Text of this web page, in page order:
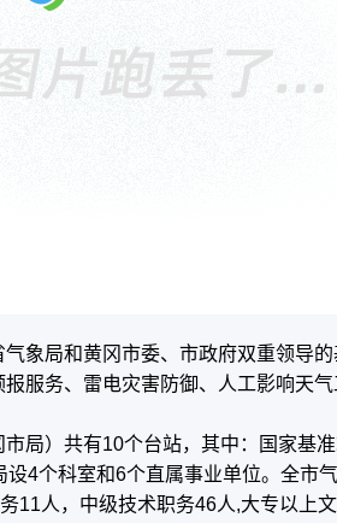
象局和黄冈市委、市政府双重领导的
服务、雷电灾害防御、人工影响天
）共有10个台站，其中：国家基准
4个科室和6个直属事业单位。全市
11人，中级技术职务46人,大专以上